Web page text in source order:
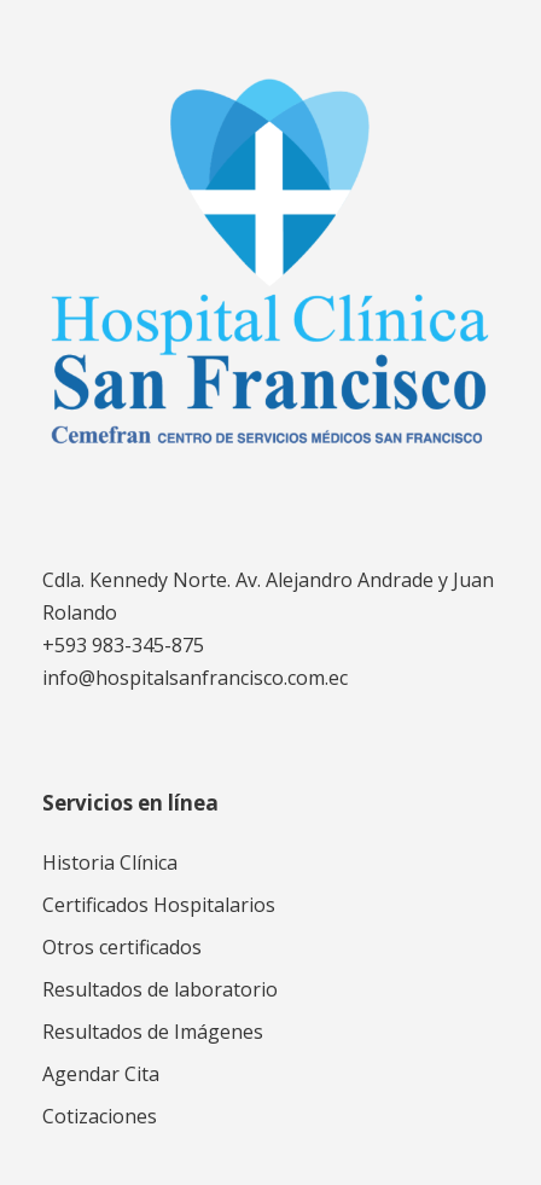
Cdla. Kennedy Norte. Av. Alejandro Andrade y Juan
Rolando
+593 983-345-875
info@hospitalsanfrancisco.com.ec
Servicios en línea
Historia Clínica
Certificados Hospitalarios
Otros certificados
Resultados de laboratorio
Resultados de Imágenes
Agendar Cita
Cotizaciones